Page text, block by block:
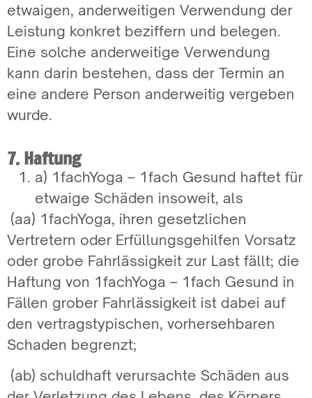
etwaigen, anderweitigen Verwendung der
Leistung konkret beziffern und belegen.
Eine solche anderweitige Verwendung
kann darin bestehen, dass der Termin an
eine andere Person anderweitig vergeben
wurde.
7. Haftung
a) 1fachYoga – 1fach Gesund haftet für
etwaige Schäden insoweit, als
(aa) 1fachYoga, ihren gesetzlichen
Vertretern oder Erfüllungsgehilfen Vorsatz
oder grobe Fahrlässigkeit zur Last fällt; die
Haftung von 1fachYoga – 1fach Gesund in
Fällen grober Fahrlässigkeit ist dabei auf
den vertragstypischen, vorhersehbaren
Schaden begrenzt;
(ab) schuldhaft verursachte Schäden aus